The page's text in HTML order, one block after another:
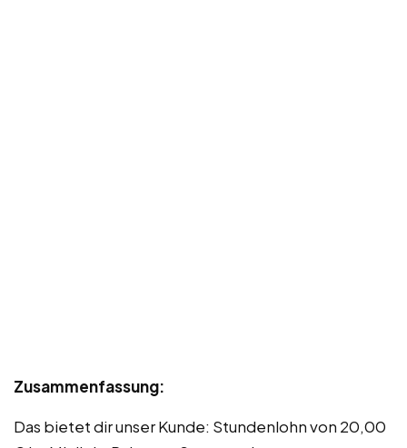
Zusammenfassung:
Das bietet dir unser Kunde: Stundenlohn von 20,00